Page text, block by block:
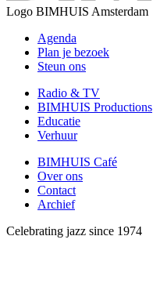
Logo BIMHUIS Amsterdam
Agenda
Plan je bezoek
Steun ons
Radio & TV
BIMHUIS Productions
Educatie
Verhuur
BIMHUIS Café
Over ons
Contact
Archief
Celebrating jazz since 1974